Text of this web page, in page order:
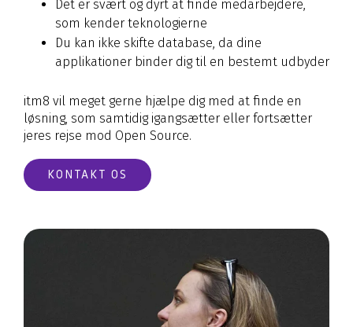
Det er svært og dyrt at finde medarbejdere,
som kender teknologierne
Du kan ikke skifte database, da dine
applikationer binder dig til en bestemt udbyder
itm8 vil meget gerne hjælpe dig med at finde en
løsning, som samtidig igangsætter eller fortsætter
jeres rejse mod Open Source.
KONTAKT OS